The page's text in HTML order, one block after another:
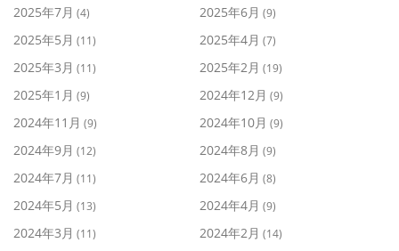
2025年7月 (4) 2025年6月 (9)
2025年5月 (11) 2025年4月 (7)
2025年3月 (11) 2025年2月 (19)
2025年1月 (9) 2024年12月 (9)
2024年11月 (9) 2024年10月 (9)
2024年9月 (12) 2024年8月 (9)
2024年7月 (11) 2024年6月 (8)
2024年5月 (13) 2024年4月 (9)
2024年3月 (11) 2024年2月 (14)